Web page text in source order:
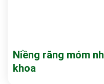
Niềng răng móm
khoa